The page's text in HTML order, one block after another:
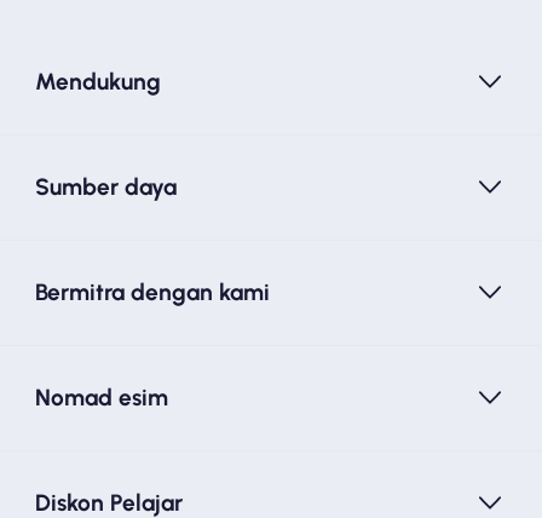
Mendukung
Sumber daya
Bermitra dengan kami
Nomad esim
Diskon Pelajar